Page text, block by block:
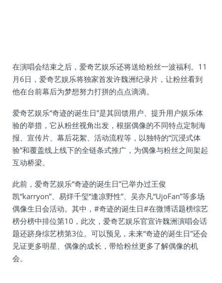
在演唱会结束之后，爱奇艺娱乐还将送给粉丝一波福利。11
月6日，爱奇艺娱乐将独家首发许魏洲纪录片，让粉丝看到
他在台前幕后为梦想努力打拼的点点滴滴。
爱奇艺娱乐“奇迹的诞生日”是其回馈用户、提升用户娱乐体
验的举措，它从粉丝视角出发，根据偶像的不同特点定制海
报、宣传片、幕后花絮、活动流程等，以独特的“沉浸式体
验”和覆盖线上线下的全链条式推广，为偶像与粉丝之间架起
互动桥梁。
此前，爱奇艺娱乐“奇迹的诞生日”已举办过王俊
凯“karryon”、易烊千玺“逢凉野性”、吴亦凡“UjoFan”等多场
偶像生日会活动。其中，#奇迹的诞生日#在微博话题榜综艺
榜分榜中排位第10，此次，爱奇艺娱乐官宣许魏洲演唱会话
题还跻身综艺榜第3位。可以预见，未来“奇迹的诞生日”还会
见证更多明星、偶像的成长，带给粉丝更多了解偶像的机
会。